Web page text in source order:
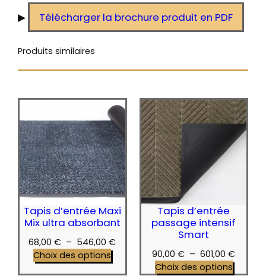
▶
Télécharger la brochure produit en PDF
Produits similaires
Tapis d’entrée Maxi
Mix ultra absorbant
68,00€ – 546,00€Plage
Choix des options
Tapis d’entrée
passage intensif
Smart
90,00€ – 601,00€Plage
Choix des options